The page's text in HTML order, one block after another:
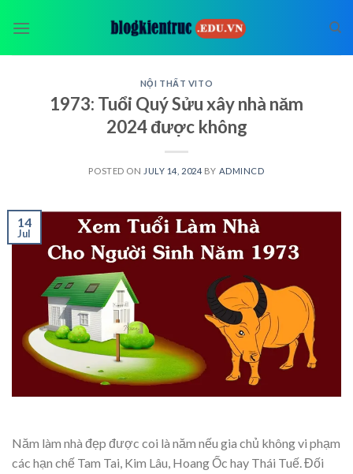
NỘI THẤT VITO
1973: Tuổi Quý Sửu xây nhà năm
2024 được không
POSTED ON JULY 14, 2024 BY ADMINCD
14
Jul
Năm làm nhà đẹp được coi là năm nếu gia chủ không vi phạm
các hạn chế Tam Tai, Kim Lâu, Hoang Ốc hay Thái Tuế. Đối